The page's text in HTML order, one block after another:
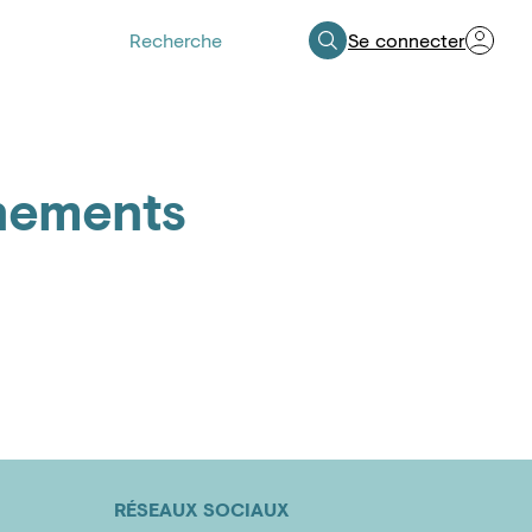
Se connecter
RÉSEAUX SOCIAUX